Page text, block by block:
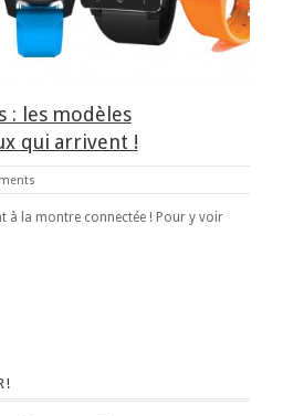
: les modèles
qui arrivent !
à la montre connectée ! Pour y voir
!